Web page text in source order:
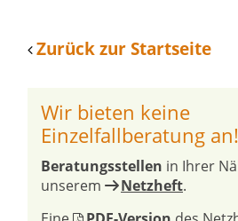
Zurück zur Startseite
Wir bieten keine
Einzelfallberatung an!
Beratungsstellen in Ihrer
unserem
Netzheft.